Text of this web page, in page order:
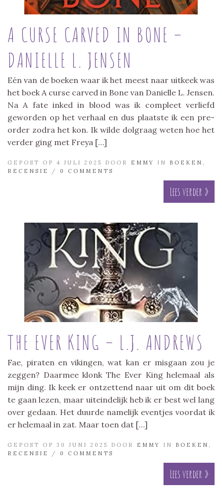
A CURSE CARVED IN BONE –
DANIELLE L. JENSEN
Eén van de boeken waar ik het meest naar uitkeek was
het boek A curse carved in Bone van Danielle L. Jensen.
Na A fate inked in blood was ik compleet verliefd
geworden op het verhaal en dus plaatste ik een pre-
order zodra het kon. Ik wilde dolgraag weten hoe het
verder ging met Freya […]
GEPOST OP 4 JULI 2025 DOOR EMMY IN BOEKEN ,
RECENSIE
/ 0 COMMENTS
Lees verder »
THE EVER KING – L.J. ANDREWS
Fae, piraten en vikingen, wat kan er misgaan zou je
zeggen? Daarmee klonk The Ever King helemaal als
mijn ding. Ik keek er ontzettend naar uit om dit boek
te gaan lezen, maar uiteindelijk heb ik er best wel lang
over gedaan. Het duurde namelijk eventjes voordat ik
er helemaal in zat. Maar toen dat […]
GEPOST OP 30 JUNI 2025 DOOR EMMY IN BOEKEN ,
RECENSIE
/ 0 COMMENTS
Lees verder »